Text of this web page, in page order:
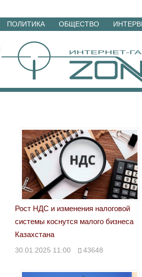
Перейти
материалам
ПОЛИТИКА ОБЩЕСТВО
Рост НДС и изменения налоговой
системы коснутся малого бизнеса
Казахстана
30.01.2025 11:00 43648